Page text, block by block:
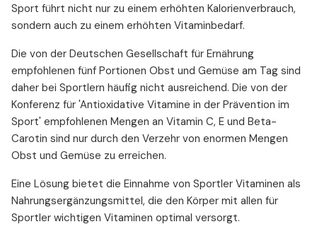
Sport führt nicht nur zu einem erhöhten Kalorienverbrauch,
sondern auch zu einem erhöhten Vitaminbedarf.
Die von der Deutschen Gesellschaft für Ernährung
empfohlenen fünf Portionen Obst und Gemüse am Tag sind
daher bei Sportlern häufig nicht ausreichend. Die von der
Konferenz für 'Antioxidative Vitamine in der Prävention im
Sport' empfohlenen Mengen an Vitamin C, E und Beta-
Carotin sind nur durch den Verzehr von enormen Mengen
Obst und Gemüse zu erreichen.
Eine Lösung bietet die Einnahme von Sportler Vitaminen als
Nahrungsergänzungsmittel, die den Körper mit allen für
Sportler wichtigen Vitaminen optimal versorgt.